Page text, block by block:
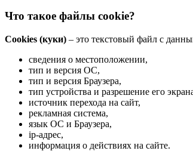
Что такое файлы cookie?
Cookies (куки) – это текстовый файл с
сведения о местоположении,
тип и версия ОС,
тип и версия Браузера,
тип устройства и разрешение его
источник перехода на сайт,
рекламная система,
язык ОС и Браузера,
ip-адрес,
информация о действиях на сайте.